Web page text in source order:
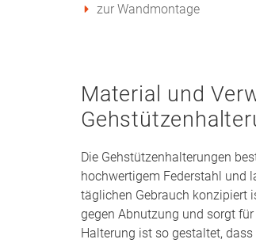
zur Wandmontage
Material und
Die Gehstützenhalterungen
hochwertigem Federstahl und
täglichen Gebrauch konzipiert
gegen Abnutzung und sorgt
Halterung ist so gestaltet,